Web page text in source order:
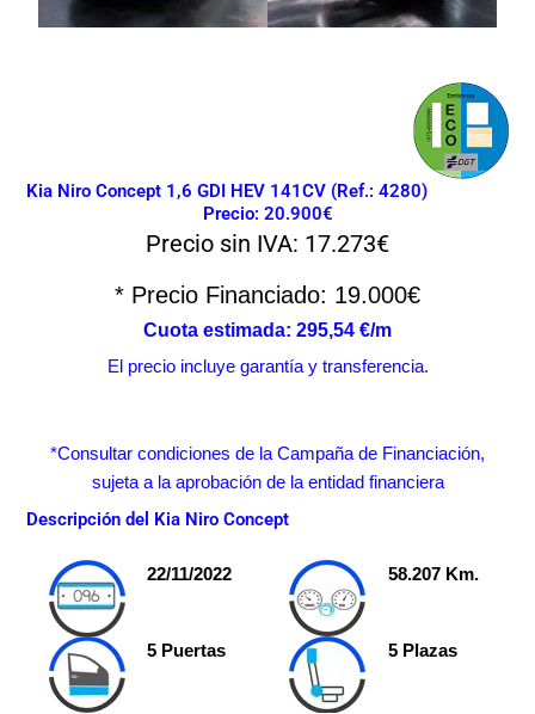
Kia Niro Concept 1,6 GDI HEV 141CV (Ref.: 4280)
Precio: 20.900€
Precio sin IVA: 17.273€
* Precio Financiado: 19.000€
Cuota estimada: 295,54 €/m
El precio incluye garantía y transferencia.
*Consultar condiciones de la Campaña de Financiación,
sujeta a la aprobación de la entidad financiera
Descripción del Kia Niro Concept
22/11/2022 58.207 Km.
5 Puertas 5 Plazas